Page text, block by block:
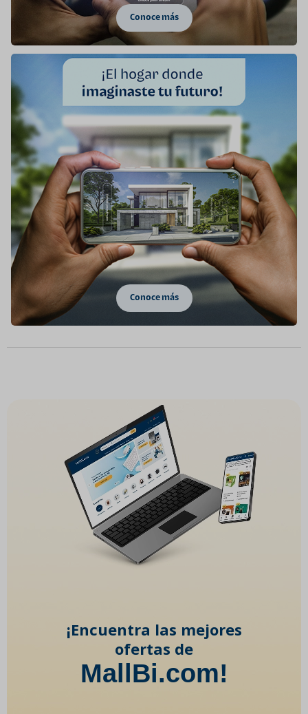
Conoce más
Conoce más
¡Encuentra las mejores
ofertas de
MallBi.com!